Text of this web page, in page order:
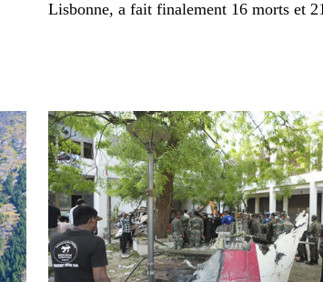
Lisbonne, a fait finalement 16 morts et